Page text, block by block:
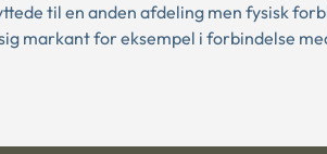
til en anden afdeling men fysisk
markant for eksempel i forbindelse